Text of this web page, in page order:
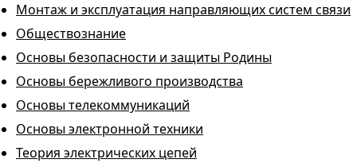
Монтаж и эксплуатация направляющих систем связи
Обществознание
Основы безопасности и защиты Родины
Основы бережливого производства
Основы телекоммуникаций
Основы электронной техники
Теория электрических цепей